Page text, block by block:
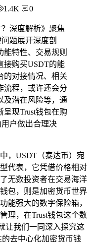
1.4K 0
深度解析》聚焦
题展开深度剖
能特性、交易规则
接购买USDT的能
的对接情况、相关
流程，或许还会分
及潜在风险等，通
现Trust钱包在购
户做出合理决
，USDT（泰达币）宛
代表，它凭借价格相对
无数投资者在交易海洋
包，则是加密货币世界
能强大的数字保险箱，
理，在Trust钱包这个数
让我们一同深入探究这
去中心化加密货币钱